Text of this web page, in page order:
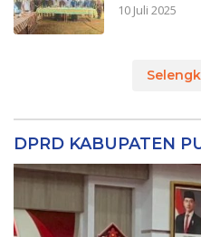
10 Juli 2025
DPRD KABUPATEN